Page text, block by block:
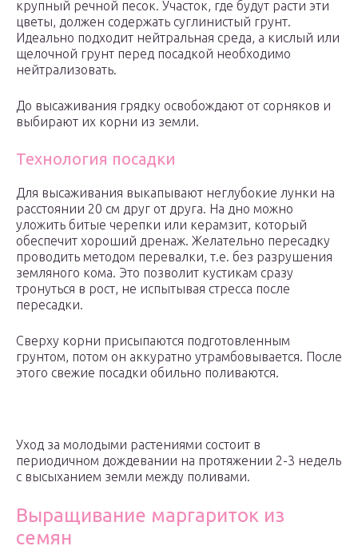
крупный речной песок. Участок, где будут расти эти
цветы, должен содержать суглинистый грунт.
Идеально подходит нейтральная среда, а кислый или
щелочной грунт перед посадкой необходимо
нейтрализовать.
До высаживания грядку освобождают от сорняков и
выбирают их корни из земли.
Технология посадки
Для высаживания выкапывают неглубокие лунки на
расстоянии 20 см друг от друга. На дно можно
уложить битые черепки или керамзит, который
обеспечит хороший дренаж. Желательно пересадку
проводить методом перевалки, т.е. без разрушения
земляного кома. Это позволит кустикам сразу
тронуться в рост, не испытывая стресса после
пересадки.
Сверху корни присыпаются подготовленным
грунтом, потом он аккуратно утрамбовывается. После
этого свежие посадки обильно поливаются.
Уход за молодыми растениями состоит в
периодичном дождевании на протяжении 2-3 недель
с высыханием земли между поливами.
Выращивание маргариток из
семян